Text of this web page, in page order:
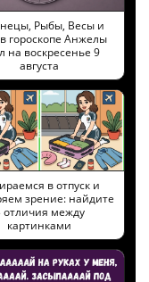
Рыбы, Весы и
гороскопе Анжелы
на воскресенье 9
августа
в отпуск и
зрение: найдите
отличия между
картинками